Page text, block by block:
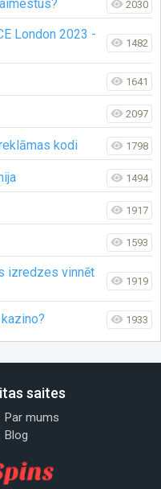
2030
London 2023 -
1482
1641
2097
kodi 1798
1494
1917
1593
izredzes vinnēt
1919
1933
saites
Par mums
Blog